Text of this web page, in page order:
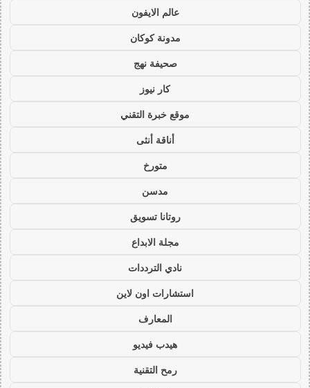
عالم الايفون
مدونة كوكان
صحيفة نهج
كار نيوز
موقع خبرة التقني
أناقة أنثى
متورخ
مدسن
روتانا تسويق
مجلة الابداع
نادي الترددات
استشارات اون لاين
المعارف
هيدب فيديو
رمح التقنية